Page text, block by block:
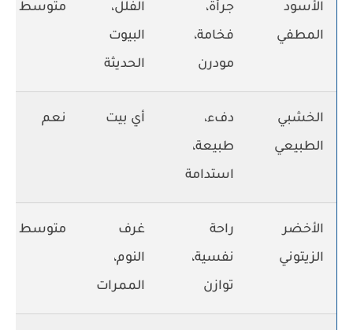
الأسود
المطفي
جرأة،
فخامة،
مودرن
الفلل،
البيوت
الحديثة
متوسط
الخشبي
الطبيعي
دفء،
طبيعة،
استدامة
أي بيت نعم
الأخضر
الزيتوني
راحة
نفسية،
توازن
غرف
النوم،
الممرات
متوسط